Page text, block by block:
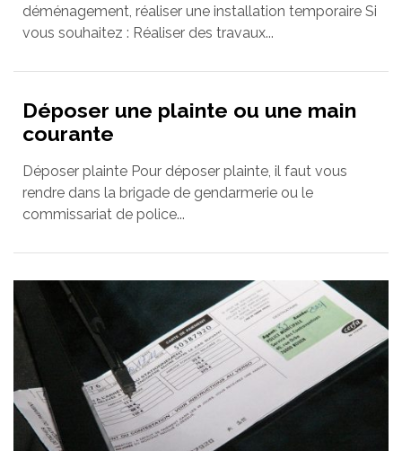
déménagement, réaliser une installation temporaire Si
vous souhaitez : Réaliser des travaux...
Déposer une plainte ou une main
courante
Déposer plainte Pour déposer plainte, il faut vous
rendre dans la brigade de gendarmerie ou le
commissariat de police...